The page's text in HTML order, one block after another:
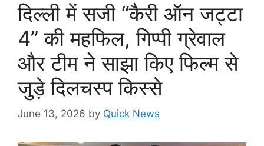
दिल्ली में सजी “कैरी ऑन जट्टा
4” की महफिल, गिप्पी ग्रेवाल
और टीम ने साझा किए फिल्म से
जुड़े दिलचस्प किस्से
June 13, 2026 by Quick News